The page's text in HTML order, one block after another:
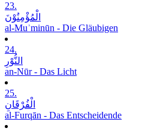
23.
الْمُؤْمِنُوْنَ
al-Muʾminūn - Die Gläubigen
24.
النُّوْرِ
an-Nūr - Das Licht
25.
الْفُرْقَانِ
al-Furqān - Das Entscheidende